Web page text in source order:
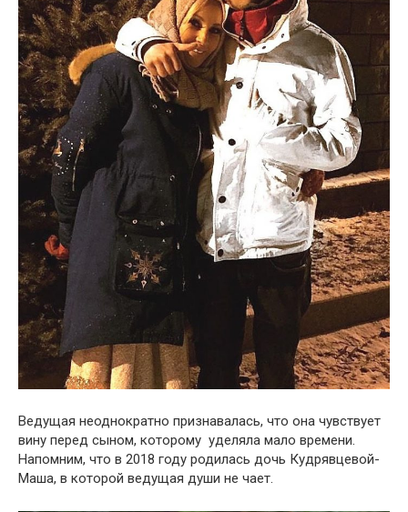
Ведущая неоднократно признавалась, что она чувствует
вину перед сыном, которому уделяла мало времени.
Напомним, что в 2018 году родилась дочь Кудрявцевой-
Маша, в которой ведущая души не чает.